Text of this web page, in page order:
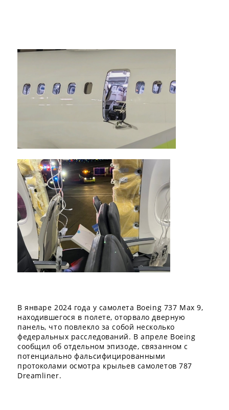
В январе 2024 года у самолета Boeing 737 Max 9,
находившегося в полете, оторвало дверную
панель, что повлекло за собой несколько
федеральных расследований. В апреле Boeing
сообщил об отдельном эпизоде, связанном с
потенциально фальсифицированными
протоколами осмотра крыльев самолетов 787
Dreamliner.